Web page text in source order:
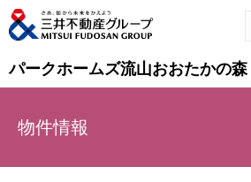
パークホームズ流山おおたかの森
物件情報